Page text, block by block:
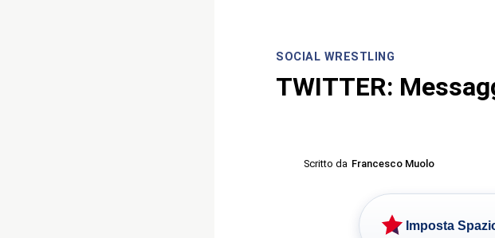
SOCIAL WRESTLING
TWITTER:
Scritto da Francesco Muolo
Imposta